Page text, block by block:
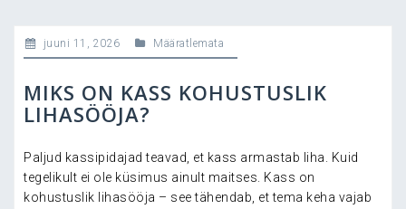
juuni 11, 2026 Määratlemata
MIKS ON KASS KOHUSTUSLIK
LIHASÖÖJA?
Paljud kassipidajad teavad, et kass armastab liha. Kuid
tegelikult ei ole küsimus ainult maitses. Kass on
kohustuslik lihasööja – see tähendab, et tema keha vajab